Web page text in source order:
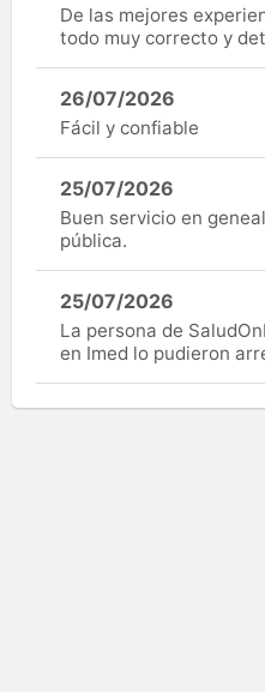
De las mejores
todo muy correcto y
26/07/2026
Fácil y confiable
25/07/2026
Buen servicio en
pública.
25/07/2026
La persona de
en Imed lo pudieron